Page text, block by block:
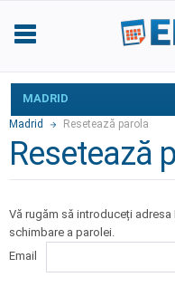
MADRID
Madrid Resetează parola
Resetează
Vă rugăm să introduceți
schimbare a parolei.
Email